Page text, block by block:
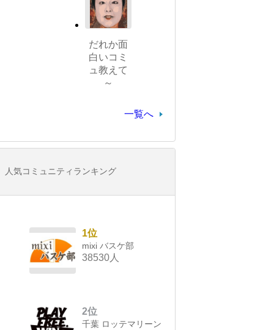
だれか面
白いコミ
ュ教えて
～
一覧へ
人気コミュニティランキング
1位
mixi バスケ部
38530人
2位
千葉 ロッテマリーン